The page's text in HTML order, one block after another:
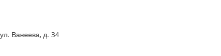
Ванеева, д. 34